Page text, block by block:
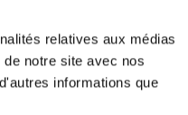
relatives aux médias
notre site avec nos
informations que